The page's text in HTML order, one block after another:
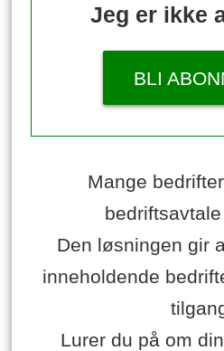
Jeg er ikke
BLI
Mange
Den løsningen gir
inneholdende
Lurer du på om